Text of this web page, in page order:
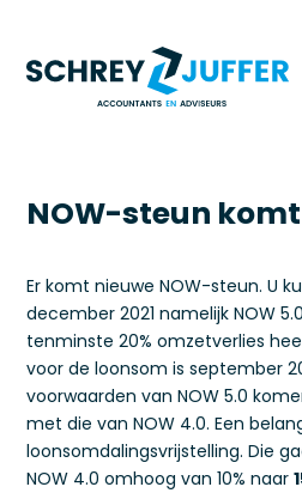
NOW-steun
Er komt nieuwe NOW-steun. U
december 2021 namelijk NOW
tenminste 20% omzetverlies
voor de loonsom is september
voorwaarden van NOW 5.0
met die van NOW 4.0. Een
loonsomdalingsvrijstelling. Die
NOW 4.0 omhoog van 10% naar